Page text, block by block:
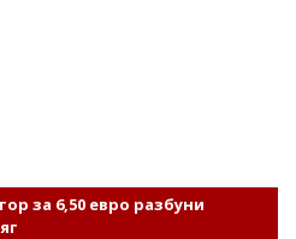
за 6,50 евро разбуни